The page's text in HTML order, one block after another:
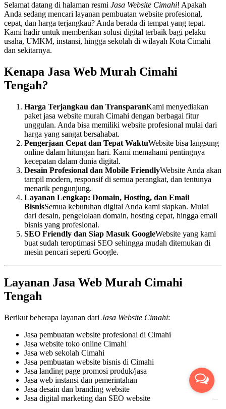
Selamat datang di halaman resmi Jasa Website Cimahi! Apakah
Anda sedang mencari layanan pembuatan website profesional,
cepat, dan harga terjangkau? Anda berada di tempat yang tepat.
Kami hadir untuk memberikan solusi digital terbaik bagi pelaku
usaha, UMKM, instansi, hingga sekolah di wilayah Kota Cimahi
dan sekitarnya.
Kenapa Jasa Web Murah Cimahi
Tengah?
Harga Terjangkau dan TransparanKami menyediakan
paket jasa website murah Cimahi dengan berbagai fitur
unggulan. Anda bisa memiliki website profesional mulai dari
harga yang sangat bersahabat.
Pengerjaan Cepat dan Tepat WaktuWebsite bisa langsung
online dalam hitungan hari. Kami memahami pentingnya
kecepatan dalam dunia digital.
Desain Profesional dan Mobile FriendlyWebsite Anda akan
tampil modern, responsif di semua perangkat, dan tentunya
menarik pengunjung.
Layanan Lengkap: Domain, Hosting, dan Email
BisnisSemua kebutuhan digital Anda kami siapkan. Mulai
dari desain, pengelolaan domain, hosting cepat, hingga email
bisnis yang profesional.
SEO Friendly dan Siap Masuk GoogleWebsite yang kami
buat sudah teroptimasi SEO sehingga mudah ditemukan di
mesin pencari seperti Google.
Layanan Jasa Web Murah Cimahi
Tengah
Berikut beberapa layanan dari Jasa Website Cimahi:
Jasa pembuatan website profesional di Cimahi
Jasa website toko online Cimahi
Jasa web sekolah Cimahi
Jasa pembuatan website bisnis di Cimahi
Jasa landing page promosi produk/jasa
Jasa web instansi dan pemerintahan
Jasa desain dan branding website
Jasa digital marketing dan SEO website